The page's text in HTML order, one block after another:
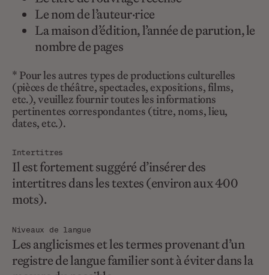
Le nom de l’auteur·rice
La maison d’édition, l’année de parution, le
nombre de pages
* Pour les autres types de productions culturelles
(pièces de théâtre, spectacles, expositions, films,
etc.), veuillez fournir toutes les informations
pertinentes correspondantes (titre, noms, lieu,
dates, etc.).
Intertitres
Il est fortement suggéré d’insérer des
intertitres dans les textes (environ aux 400
mots).
Niveaux de langue
Les anglicismes et les termes provenant d’un
registre de langue familier sont à éviter dans la